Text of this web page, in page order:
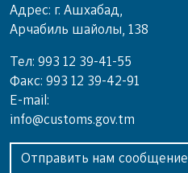
Адрес: г. Ашхабад,
Арчабиль шайолы, 138
Тел: 993 12 39-41-55
Факс: 993 12 39-42-91
E-mail:
info@customs.gov.tm
Отправить нам сообщение